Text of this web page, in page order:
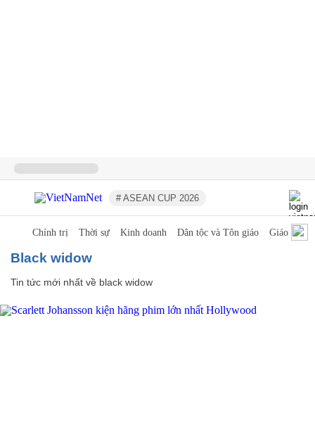
# ASEAN CUP 2026
Chính trị Thời sự Kinh doanh Dân tộc và Tôn giáo Giáo dục
black widow
Tin tức mới nhất về black widow